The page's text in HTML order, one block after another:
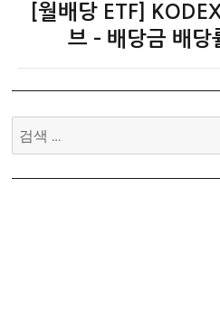
[월배당 ETF]
브 – 배당금 배당
검
색: